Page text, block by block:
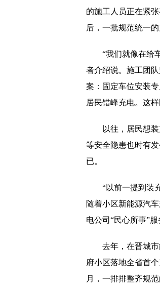
的施工人员正在紧
后，一批规范统一
“我们就像在给
者介绍说。施工团
案：固定车位安装
居民错峰充电。这
以往，居民想
等安全隐患也时有
已。
“以前一提到装
随着小区新能源汽
电公司“民心所事”
去年，在晋城
府小区落地全省首
月，一排排整齐规